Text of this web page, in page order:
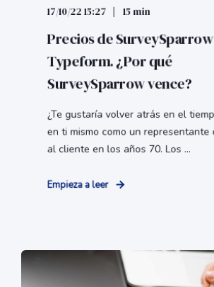
17/10/22 15:27 15 min
Precios de
Typeform. ¿Por qué
SurveySparrow vence?
¿Te gustaría volver atrás en el
en ti mismo como un representante
al cliente en los años 70. Los ...
Empieza a leer